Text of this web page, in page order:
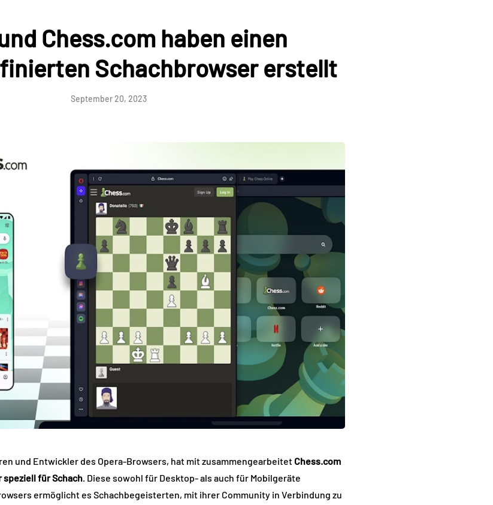
Chess.com haben einen
Schachbrowser erstellt
September 20, 2023
und Entwickler des Opera-Browsers, hat mit zusammengearbeitet Chess.com
für Schach. Diese sowohl für Desktop- als auch für Mobilgeräte
ermöglicht es Schachbegeisterten, mit ihrer Community in Verbindung zu